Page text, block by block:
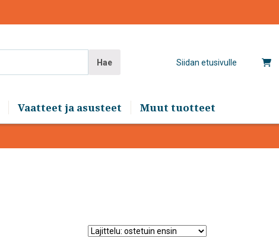
Siidan etusivulle
Hae
Vaatteet ja asusteet Muut tuotteet